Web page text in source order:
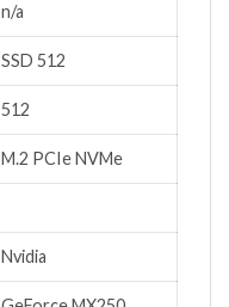
n/a
SSD 512
512
M.2 PCIe NVMe
Nvidia